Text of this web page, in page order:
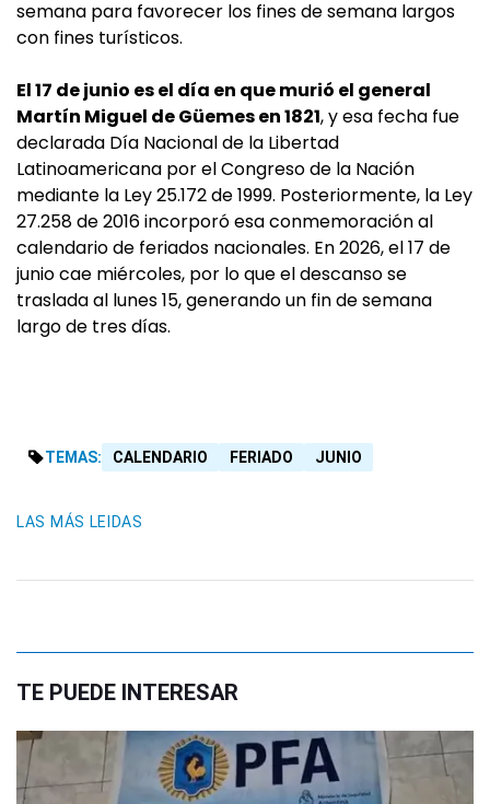
semana para favorecer los fines de semana largos
con fines turísticos.
El 17 de junio es el día en que murió el general
Martín Miguel de Güemes en 1821, y esa fecha fue
declarada Día Nacional de la Libertad
Latinoamericana por el Congreso de la Nación
mediante la Ley 25.172 de 1999. Posteriormente, la Ley
27.258 de 2016 incorporó esa conmemoración al
calendario de feriados nacionales. En 2026, el 17 de
junio cae miércoles, por lo que el descanso se
traslada al lunes 15, generando un fin de semana
largo de tres días.
TEMAS: CALENDARIO FERIADO JUNIO
LAS MÁS LEIDAS
TE PUEDE INTERESAR